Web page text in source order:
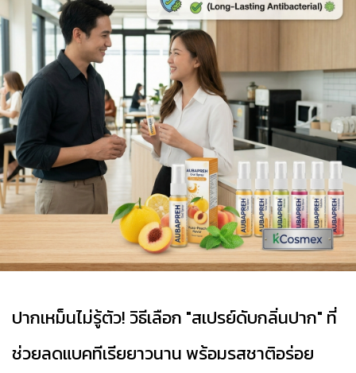
ปากเหม็นไม่รู้ตัว! วิธีเลือก "สเปรย์ดับกลิ่นปาก" ที่
ช่วยลดแบคทีเรียยาวนาน พร้อมรสชาติอร่อย